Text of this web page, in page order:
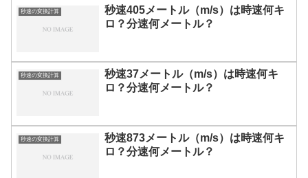
秒速の変換計算
秒速405メートル（m/s）は時速何キ
ロ？分速何メートル？
秒速の変換計算
秒速37メートル（m/s）は時速何キ
ロ？分速何メートル？
秒速の変換計算
秒速873メートル（m/s）は時速何キ
ロ？分速何メートル？